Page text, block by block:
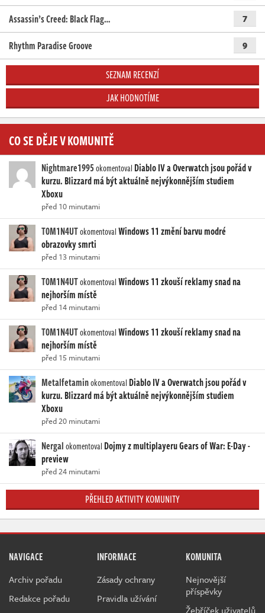
Assassin’s Creed: Black Flag… 7
Rhythm Paradise Groove 9
SEZNAM RECENZÍ
JAK HODNOTÍME
CO SE DĚJE V KOMUNITĚ
Nightmare1995okomentoval Diablo IV a Overwatch jsou pořád v
kurzu. Blizzard má být aktuálně nejvýkonnějším studiem
Xboxu
před 10 minutami
T0M1N4UTokomentovalWindows 11 změní barvu modré
obrazovky smrti
před 13 minutami
T0M1N4UTokomentovalWindows 11 zkouší reklamy snad na
nejhorším místě
před 14 minutami
T0M1N4UTokomentovalWindows 11 zkouší reklamy snad na
nejhorším místě
před 15 minutami
Metalfetaminokomentoval Diablo IV a Overwatch jsou pořád v
kurzu. Blizzard má být aktuálně nejvýkonnějším studiem
Xboxu
před 20 minutami
Nergalokomentoval Dojmy z multiplayeru Gears of War: E-Day -
preview
před 24 minutami
PŘEHLED AKTIVITY KOMUNITY
NAVIGACE
Archiv pořadu
Redakce pořadu
INFORMACE
Zásady ochrany
Pravidla užívání
KOMUNITA
Nejnovější
příspěvky
Žebříček uživatelů